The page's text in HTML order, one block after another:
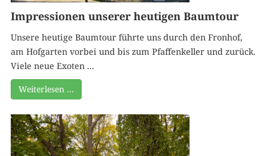
Impressionen unserer heutigen Baumtour
Unsere heutige Baumtour führte uns durch den Fronhof,
am Hofgarten vorbei und bis zum Pfaffenkeller und zurück.
Viele neue Exoten ...
Weiterlesen …